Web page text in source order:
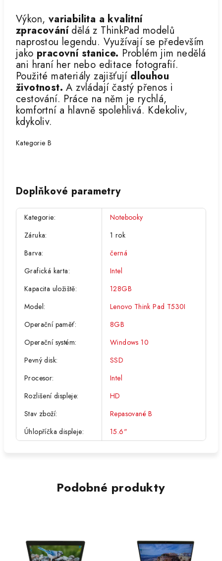
Výkon, variabilita a kvalitní
zpracovánídělá z ThinkPad modelů
naprostou legendu. Využívají se především
jako pracovní stanice. Problém jim nedělá
ani hraní her nebo editace fotografií.
Použité materiály zajišťují dlouhou
životnost. A zvládají častý přenos i
cestování. Práce na něm je rychlá,
komfortní a hlavně spolehlivá. Kdekoliv,
kdykoliv.
Kategorie B
Doplňkové parametry
Kategorie:
Notebooky
Záruka:
1 rok
Barva:
černá
Grafická karta:
Intel
Kapacita uložiště:
128GB
Model:
Lenovo Think Pad T530I
Operační paměť:
8GB
Operační systém:
Windows 10
Pevný disk:
SSD
Procesor:
Intel
Rozlišení displeje:
HD
Stav zboží:
Repasované B
Úhlopříčka displeje: 15.6"
Podobné produkty